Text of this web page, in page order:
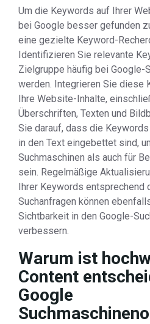
Um die Keywords auf Ihrer
bei Google besser gefunden
eine gezielte Keyword-
Identifizieren Sie relevante
Zielgruppe häufig bei Google-
werden. Integrieren Sie diese
Ihre Website-Inhalte,
Überschriften, Texten und
Sie darauf, dass die
in den Text eingebettet sind,
Suchmaschinen als auch für
sein. Regelmäßige
Ihrer Keywords entsprechend
Suchanfragen können
Sichtbarkeit in den Google-
verbessern.
Warum ist
Content
Google